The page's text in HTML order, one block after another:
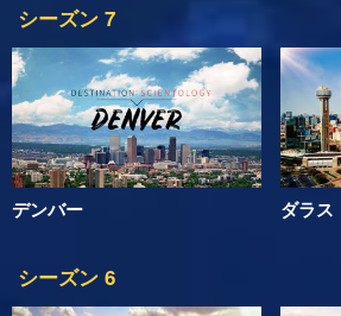
シーズン 7
デンバー ダラス
シーズン 6